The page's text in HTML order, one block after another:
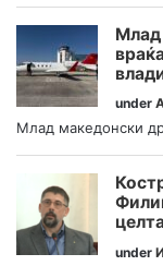
Млад
under
Млад македонски
under